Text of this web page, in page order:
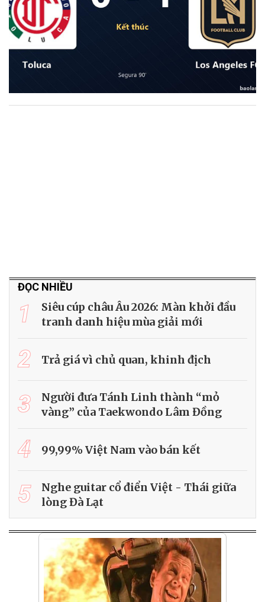
ĐỌC NHIỀU
1
Siêu cúp châu Âu 2026: Màn khởi đầu
tranh danh hiệu mùa giải mới
2 Trả giá vì chủ quan, khinh địch
3
Người đưa Tánh Linh thành “mỏ
vàng” của Taekwondo Lâm Đồng
4 99,99% Việt Nam vào bán kết
5
Nghe guitar cổ điển Việt - Thái giữa
lòng Đà Lạt